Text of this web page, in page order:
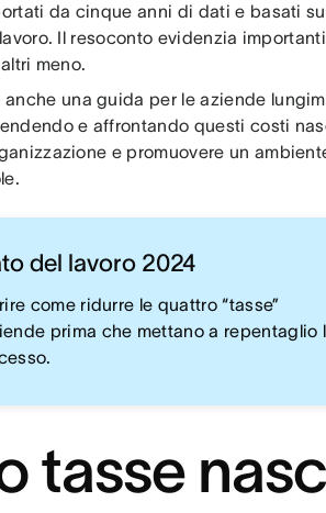
da cinque anni di dati e basati
Il resoconto evidenzia
meno.
una guida per le aziende
e affrontando questi costi
e promuovere un
del lavoro 2024
come ridurre le quattro “tasse”
prima che mettano a repentaglio
tasse